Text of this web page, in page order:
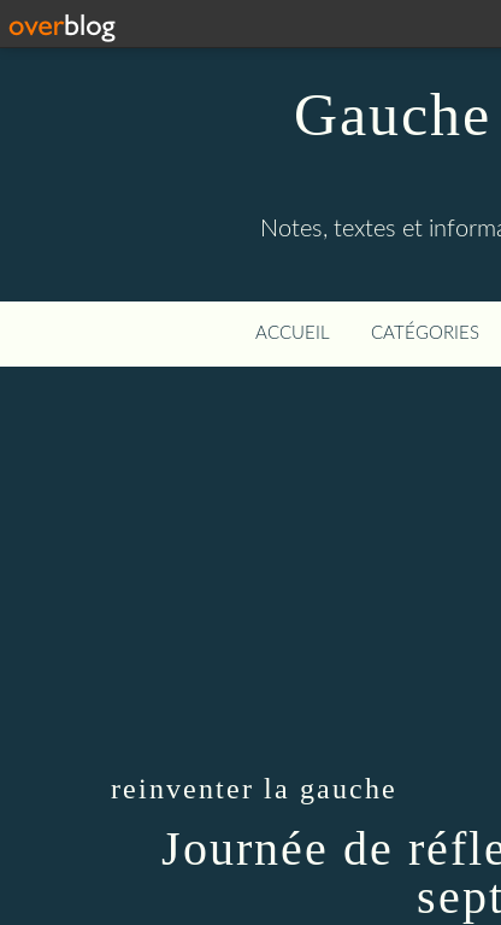
Notes, textes et
ACCUEIL CATÉGORIES
reinventer la gauche
Journée de